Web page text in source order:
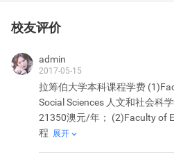
2005年拉筹伯大学被英国泰晤士报高
所大学之一。同时拉筹伯大学也被声
研究院评为澳大利亚十佳大学之一。
拉筹伯大学校区环境
校友评价
admin
2017-05-15
拉筹伯大学本科课程学费
Social Sciences 人文和社会科
21350澳元/年； (2)Faculty of
程 展开 